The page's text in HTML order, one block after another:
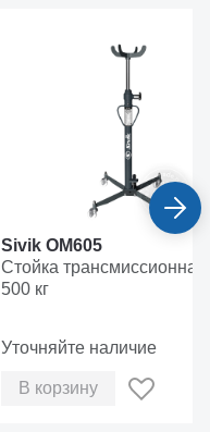
Sivik ОМ605
Стойка
500 кг
Уточняйте наличие
В корзину